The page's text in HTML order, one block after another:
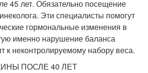
45 лет. Обязательно посещение
Эти специалисты помогут
гормональные изменения в
именно нарушение баланса
к неконтролируемому набору веса.
ПОСЛЕ 40 ЛЕТ